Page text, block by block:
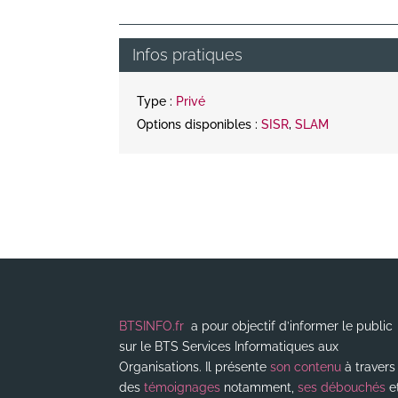
Infos pratiques
Type : Privé
Options disponibles :SISR,SLAM
BTSINFO.fr a pour objectif d’informer le public
sur le BTS Services Informatiques aux
Organisations. Il présenteson contenu à travers
destémoignages notamment,ses débouchés